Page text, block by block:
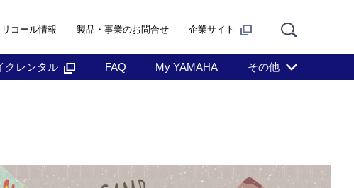
リコール情報 製品・事業のお問合せ 企業サイト
クレンタル FAQ My YAMAHA その他